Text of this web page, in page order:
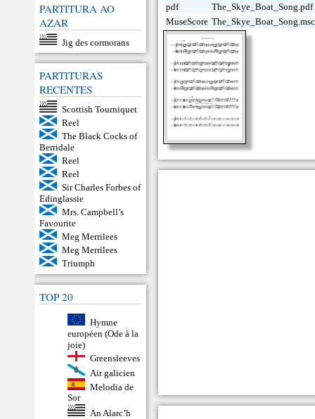
PARTITURA AO
AZAR
Jig des cormorans
PARTITURAS
RECENTES
Scottish Tourniquet
Reel
The Black Cocks of
Berridale
Reel
Reel
Sir Charles Forbes of
Edinglassie
Mrs. Campbell’s
Favourite
Meg Merrilees
Meg Merrilees
Triumph
TOP 20
Hymne
européen (Ode à la
joie)
Greensleeves
Air galicien
Melodia de
Sor
An Alarc’h
pdf
The_Skye_Boat_Song.pdf
MuseScore